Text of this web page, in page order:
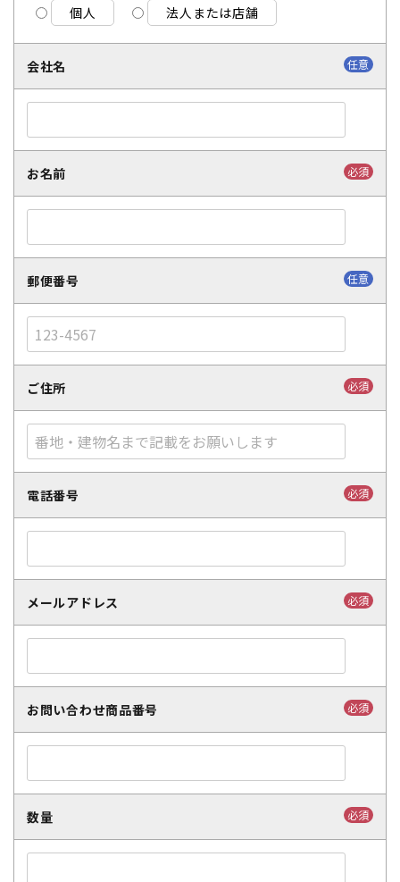
個人 法人または店舗
会社名 任意
お名前 必須
郵便番号 任意
ご住所 必須
電話番号 必須
メールアドレス 必須
お問い合わせ商品番号 必須
数量 必須